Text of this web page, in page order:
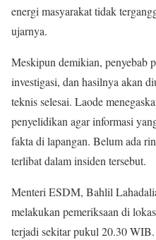
energi masyarakat tidak
ujarnya.
Meskipun demikian, penyebab
investigasi, dan hasilnya akan
teknis selesai. Laode
penyelidikan agar informasi
fakta di lapangan. Belum ada
terlibat dalam insiden tersebut.
Menteri ESDM, Bahlil
melakukan pemeriksaan di
terjadi sekitar pukul 20.30